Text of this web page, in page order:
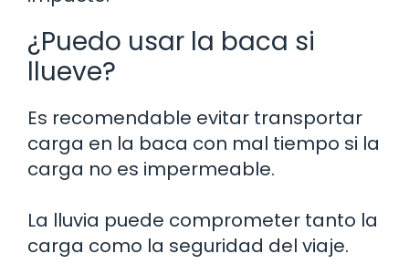
¿Puedo usar la baca si
llueve?
Es recomendable evitar transportar
carga en la baca con mal tiempo si la
carga no es impermeable.
La lluvia puede comprometer tanto la
carga como la seguridad del viaje.